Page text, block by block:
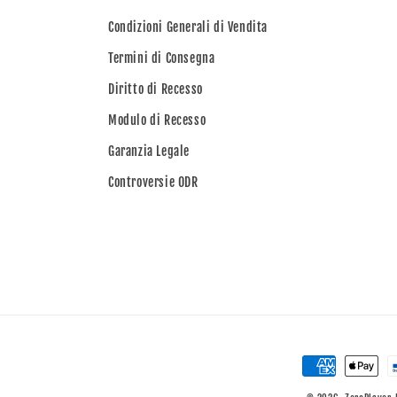
Condizioni Generali di Vendita
Termini di Consegna
Diritto di Recesso
Modulo di Recesso
Garanzia Legale
Controversie ODR
Metodi
di